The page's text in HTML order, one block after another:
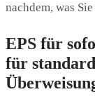
nachdem, was
EPS für
für